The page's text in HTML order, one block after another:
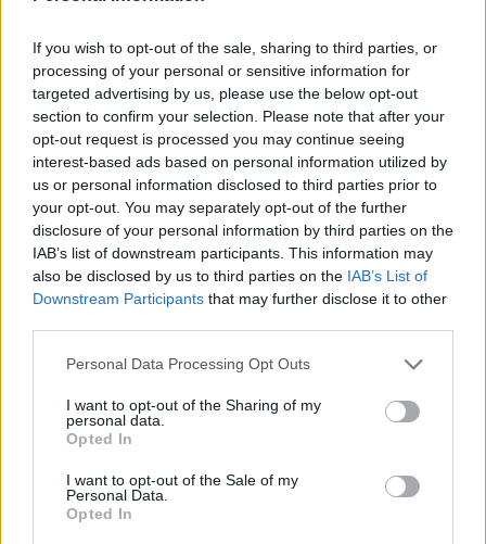
If you wish to opt-out of the sale, sharing to third parties, or
processing of your personal or sensitive information for
targeted advertising by us, please use the below opt-out
section to confirm your selection. Please note that after your
opt-out request is processed you may continue seeing
interest-based ads based on personal information utilized by
us or personal information disclosed to third parties prior to
your opt-out. You may separately opt-out of the further
disclosure of your personal information by third parties on the
IAB’s list of downstream participants. This information may
also be disclosed by us to third parties on the IAB’s List of
Downstream Participants that may further disclose it to other
Personal Data Processing Opt Outs
I want to opt-out of the Sharing of my
personal data.
Opted In
I want to opt-out of the Sale of my
Personal Data.
Opted In
blåbrun.
Enligt statliga språkrådets nyordslista från 2014
är begreppet blåbrun en benämning på ett
samarbete...
Börja prenumerera för att läsa detta innehåll.
Starta din prenumerationhär
Eller logga in på ditt konto nedan:
Username or E-mail
Password